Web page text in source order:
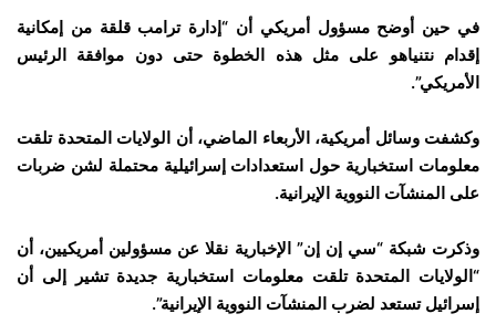
في حين أوضح مسؤول أمريكي أن “إدارة ترامب قلقة من إمكانية
إقدام نتنياهو على مثل هذه الخطوة حتى دون موافقة الرئيس
الأمريكي”.
وكشفت وسائل أمريكية، الأربعاء الماضي، أن الولايات المتحدة تلقت
معلومات استخبارية حول استعدادات إسرائيلية محتملة لشن ضربات
على المنشآت النووية الإيرانية.
وذكرت شبكة “سي إن إن” الإخبارية نقلا عن مسؤولين أمريكيين، أن
“الولايات المتحدة تلقت معلومات استخبارية جديدة تشير إلى أن
إسرائيل تستعد لضرب المنشآت النووية الإيرانية”.